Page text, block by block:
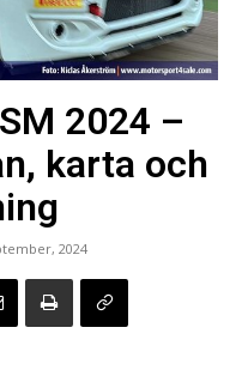
2024 –
karta och
2024